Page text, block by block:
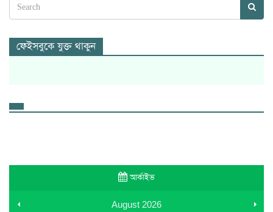
ফেইসবুকে যুক্ত থাকুন
আর্কাইভ
August 2026